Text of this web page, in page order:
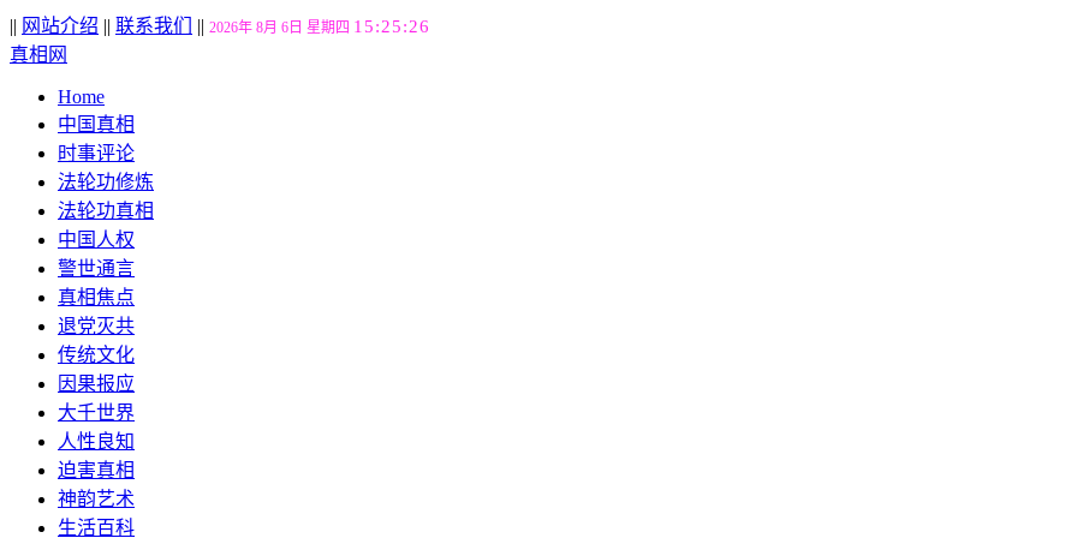
|| 网站介绍 || 联系我们 || 2026年 8月 6日 星期四 15:25:27
真相网
Home
中国真相
时事评论
法轮功修炼
法轮功真相
中国人权
警世通言
真相焦点
退党灭共
传统文化
因果报应
大千世界
人性良知
迫害真相
神韵艺术
生活百科